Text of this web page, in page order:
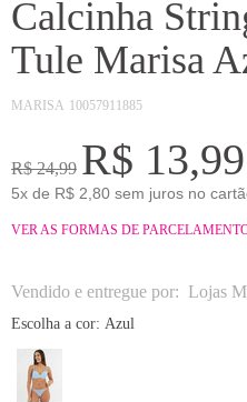
Calcinha
Tule Marisa
MARISA 10057911885
R$ 24,99 R$ 13,99
5x de R$ 2,80 sem juros no
VER AS FORMAS DE
Vendido e entregue por: Lojas
Escolha a cor: Azul